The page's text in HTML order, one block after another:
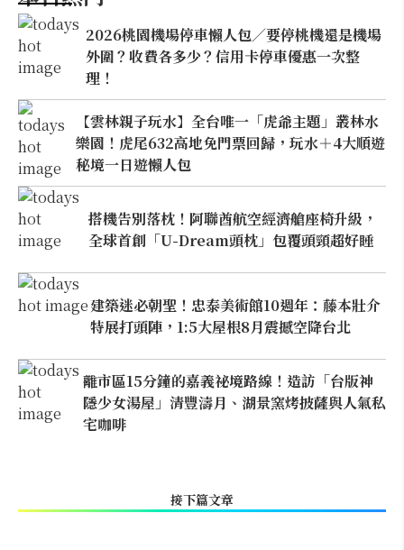
2026桃園機場停車懶人包／要停桃機還是機場
外圍？收費各多少？信用卡停車優惠一次整
理！
【雲林親子玩水】全台唯一「虎爺主題」叢林水
樂園！虎尾632高地免門票回歸，玩水＋4大順遊
秘境一日遊懶人包
搭機告別落枕！阿聯酋航空經濟艙座椅升級，
全球首創「U-Dream頭枕」包覆頭頸超好睡
建築迷必朝聖！忠泰美術館10週年：藤本壯介
特展打頭陣，1:5大屋根8月震撼空降台北
離市區15分鐘的嘉義祕境路線！造訪「台版神
隱少女湯屋」清豐濤月、湖景窯烤披薩與人氣私
宅咖啡
接下篇文章